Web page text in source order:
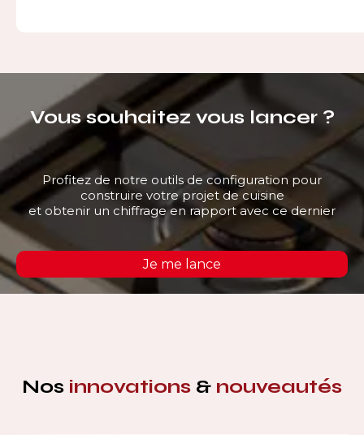
Vous souhaitez vous lancer ?
Profitez de notre outils de configuration pour
construire votre projet de cuisine
et obtenir un chiffrage en rapport avec ce dernier
Je me lance
Nos innovations & nouveautés